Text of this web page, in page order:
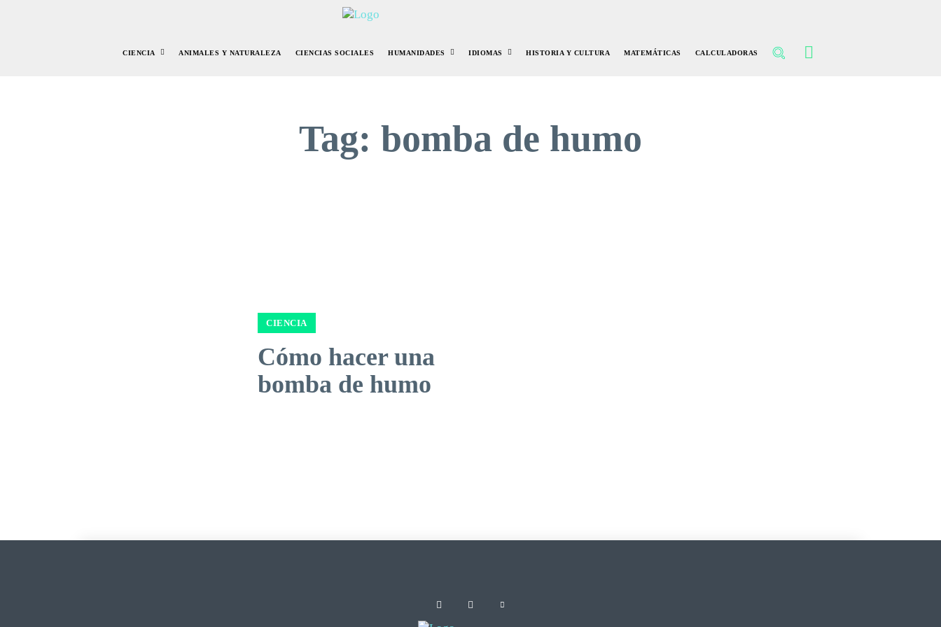
CIENCIA ANIMALES Y NATURALEZA CIENCIAS SOCIALES HUMANIDADES IDIOMAS HISTORIA Y CULTURA MATEMÁTICAS CALCULADORAS
Tag: bomba de humo
CIENCIA
Cómo hacer una
bomba de humo